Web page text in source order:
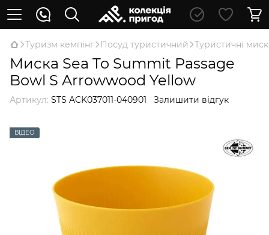
Туризм кемпінг Посуд туристичний Туристичні
Миска Sea To Summit Passage
Bowl S Arrowwood Yellow
Артикул: STS ACK037011-040901 Залишити відгук
ВІДЕО